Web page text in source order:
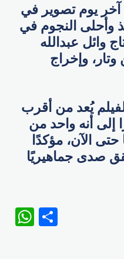
آخر يوم تصوير في
وأحلى النجوم في
وائل عبدالله
وإخراج
يُعد من أقرب
إلى أنه واحد من
حتى الآن، مؤكدًا
صدى جماهيريًا
WhatsApp